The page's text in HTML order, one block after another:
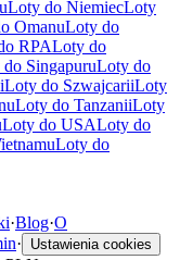
Loty do NiemiecLoty
OmanuLoty do
RPALoty do
SingapuruLoty do
Loty do SzwajcariiLoty
Loty do TanzaniiLoty
Loty do USALoty do
Loty do
·Blog·O
· Ustawienia cookies